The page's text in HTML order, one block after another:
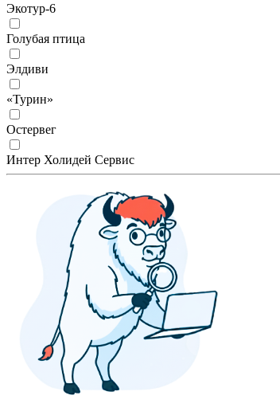
Экотур-6
Голубая птица
Элдиви
«Турин»
Остервег
Интер Холидей Сервис